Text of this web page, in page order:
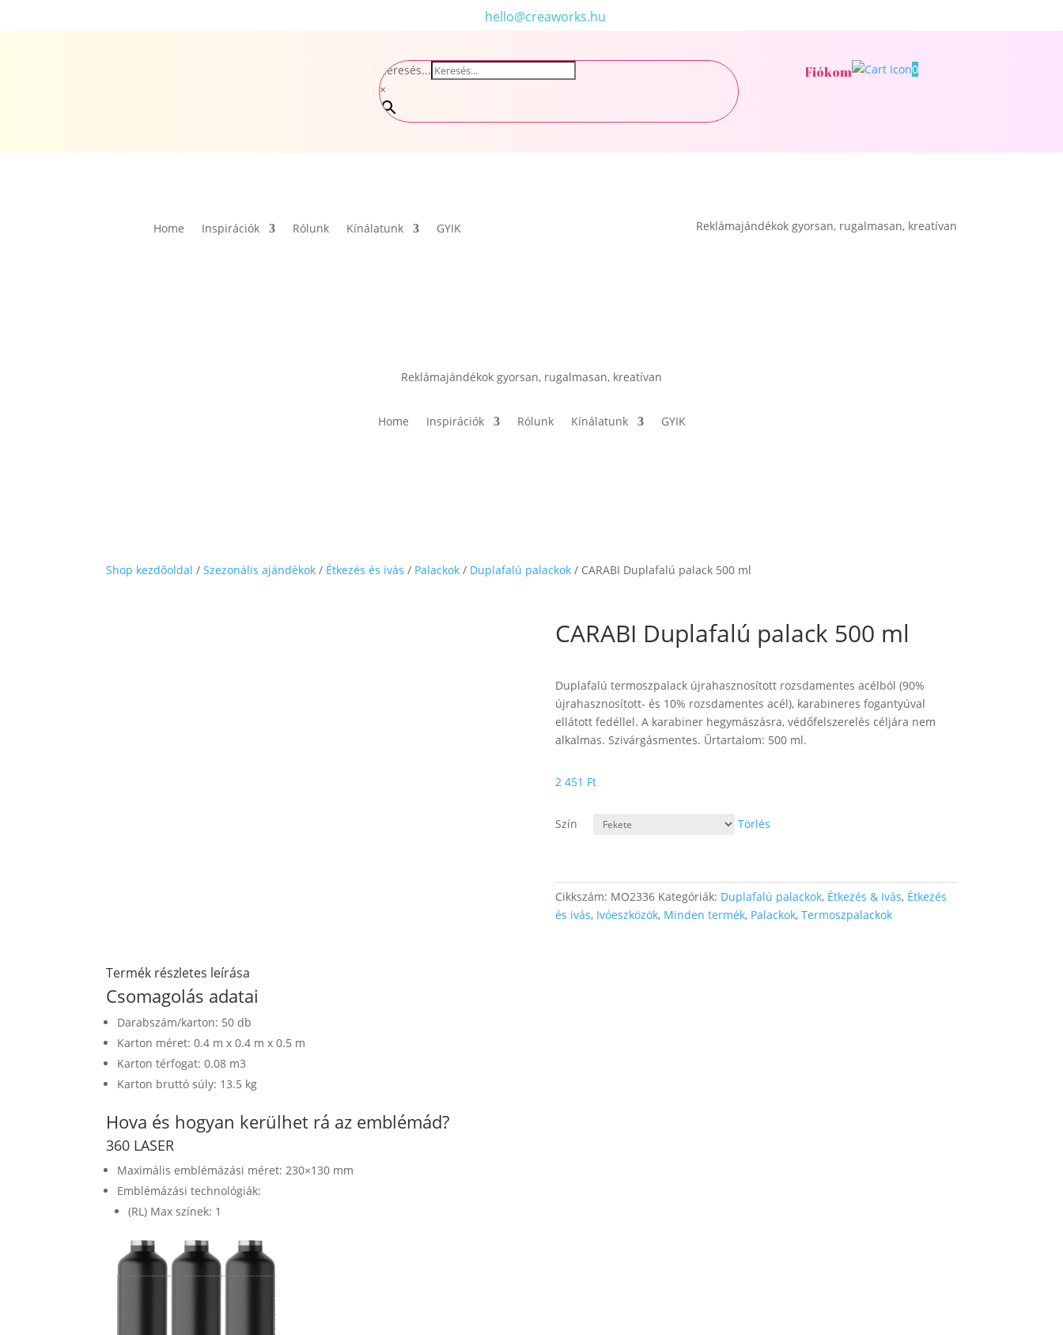
hello@creaworks.hu
Keresés...
×
Fiókom 0
Home Inspirációk Rólunk Kínálatunk GYIK Reklámajándékok gyorsan, rugalmasan, kreatívan
Reklámajándékok gyorsan, rugalmasan, kreatívan
Home Inspirációk Rólunk Kínálatunk GYIK
Shop kezdőoldal /Szezonális ajándékok / Étkezés és ivás / Palackok / Duplafalú palackok / CARABI Duplafalú palack 500 ml
CARABI Duplafalú palack 500 ml
Duplafalú termoszpalack újrahasznosított rozsdamentes acélból (90%
újrahasznosított- és 10% rozsdamentes acél), karabineres fogantyúval
ellátott fedéllel. A karabiner hegymászásra, védőfelszerelés céljára nem
alkalmas. Szivárgásmentes. Űrtartalom: 500 ml.
2 451 Ft
Szín Törlés
Cikkszám: MO2336 Kategóriák: Duplafalú palackok, Étkezés & Ivás, Étkezés
és ivás, Ivóeszközök, Minden termék, Palackok, Termoszpalackok
Termék részletes leírása
Csomagolás adatai
Darabszám/karton: 50 db
Karton méret: 0.4 m x 0.4 m x 0.5 m
Karton térfogat: 0.08 m3
Karton bruttó súly: 13.5 kg
Hova és hogyan kerülhet rá az emblémád?
360 LASER
Maximális emblémázási méret: 230×130 mm
Emblémázási technológiák:
(RL) Max színek: 1